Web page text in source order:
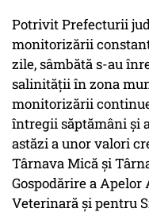
Potrivit Prefecturii
monitorizării
zile, sâmbătă s-au
salinității în zona
monitorizării
întregii săptămâni şi
astăzi a unor valori
Târnava Mică şi
Gospodărire a Apelor
Veterinară şi pentru